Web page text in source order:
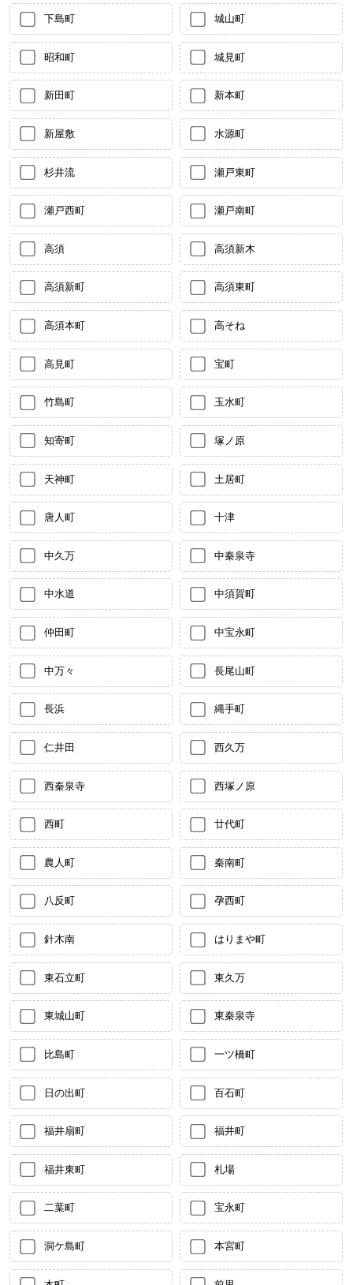
下島町 城山町
昭和町 城見町
新田町 新本町
新屋敷 水源町
杉井流 瀬戸東町
瀬戸西町 瀬戸南町
高須 高須新木
高須新町 高須東町
高須本町 高そね
高見町 宝町
竹島町 玉水町
知寄町 塚ノ原
天神町 土居町
唐人町 十津
中久万 中秦泉寺
中水道 中須賀町
仲田町 中宝永町
中万々 長尾山町
長浜 縄手町
仁井田 西久万
西秦泉寺 西塚ノ原
西町 廿代町
農人町 秦南町
八反町 孕西町
針木南 はりまや町
東石立町 東久万
東城山町 東秦泉寺
比島町 一ツ橋町
日の出町 百石町
福井扇町 福井町
福井東町 札場
二葉町 宝永町
洞ケ島町 本宮町